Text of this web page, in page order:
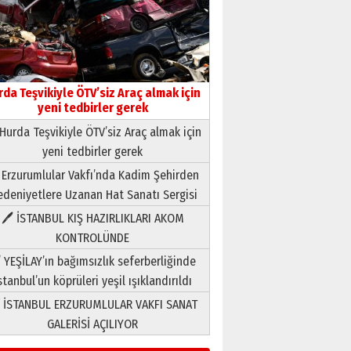
Teşvikiyle ÖTV’siz Araç almak için
yeni tedbirler gerek
Teşvikiyle ÖTV’siz Araç almak için
yeni tedbirler gerek
Vakfı’nda Kadim Şehirden
Uzanan Hat Sanatı Sergisi
🖊 İSTANBUL KIŞ HAZIRLIKLARI AKOM
KONTROLÜNDE
bağımsızlık seferberliğinde
köprüleri yeşil ışıklandırıldı
ERZURUMLULAR VAKFI SANAT
GALERİSİ AÇILIYOR
Yıldırım Gündoğdu
HAVVA’NIN ÜÇ KIZI
09 Temmuz 2026 Perşembe
Yusuf POLAT
Şampiyonluk Sebahattin
Şirin’e yazar
11 Mayıs 2026 Pazartesi
Neşat YALÇIN
Paranın Aile Kültüründeki Yeri
03 Ağustos 2026 Pazartesi
Yıldırım Gündoğdu
HAVVA’NIN ÜÇ KIZI
09 Temmuz 2026 Perşembe
Şampiyonluk Sebahattin
Şirin’e yazar